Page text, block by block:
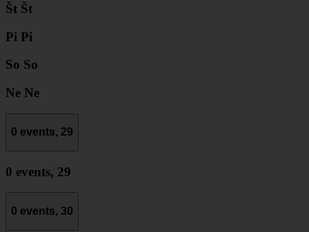
Št Št
Pi Pi
So So
Ne Ne
0 events, 29
0 events, 29
0 events, 30